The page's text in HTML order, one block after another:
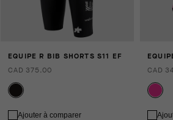
EQUIPE R BIB SHORTS S11 EF
CAD 375.00
Ajouter à comparer
CAD